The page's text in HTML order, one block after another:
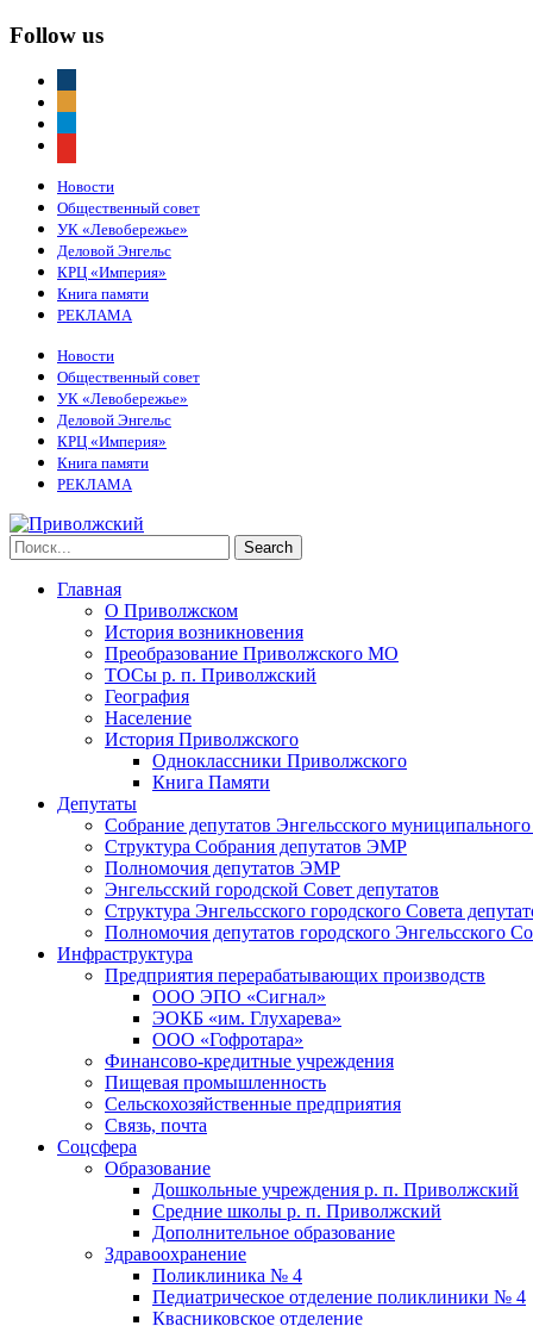
Follow us
Новости
Общественный совет
УК «Левобережье»
Деловой Энгельс
КРЦ «Империя»
Книга памяти
РЕКЛАМА
Новости
Общественный совет
УК «Левобережье»
Деловой Энгельс
КРЦ «Империя»
Книга памяти
РЕКЛАМА
Главная
О Приволжском
История возникновения
Преобразование Приволжского МО
ТОСы р. п. Приволжский
География
Население
История Приволжского
Одноклассники Приволжского
Книга Памяти
Депутаты
Собрание депутатов Энгельсского
Структура Собрания депутатов ЭМР
Полномочия депутатов ЭМР
Энгельсский городской Совет депутатов
Структура Энгельсского городского Совета
Полномочия депутатов городского Энгельсского
Инфраструктура
Предприятия перерабатывающих производств
ООО ЭПО «Сигнал»
ЭОКБ «им. Глухарева»
ООО «Гофротара»
Финансово-кредитные учреждения
Пищевая промышленность
Сельскохозяйственные предприятия
Связь, почта
Соцсфера
Образование
Дошкольные учреждения р. п. Приволжский
Средние школы р. п. Приволжский
Дополнительное образование
Здравоохранение
Поликлиника № 4
Педиатрическое отделение поликлиники № 4
Квасниковское отделение